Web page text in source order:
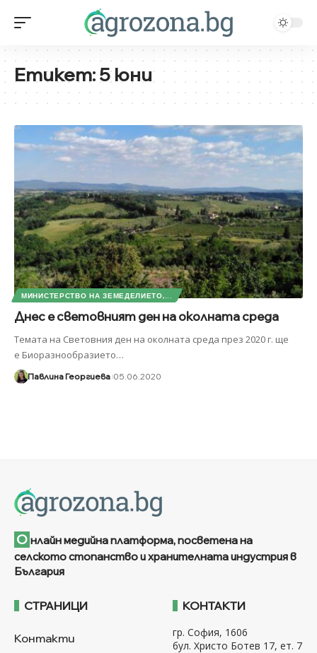
Етикет:5 юни
МИНИСТЕРСТВО НА ЗЕМЕДЕЛИЕТО,...
Днес е световният ден на околната среда
Темата на Световния ден на околната среда през 2020 г. ще
е Биоразнообразието…
Павлина Георгиева 05.06.2020
О нлайн медийна платформа, посветена на
селското стопанство и хранителната индустрия в
България
СТРАНИЦИ
Контакти
КОНТАКТИ
гр. София, 1606
бул. Христо Ботев 17, ет. 7